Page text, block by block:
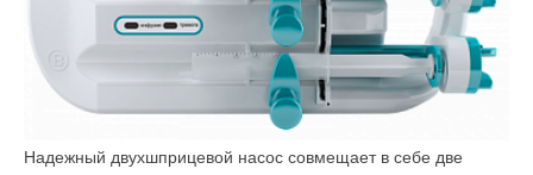
Надежный двухшприцевой насос совмещает в себе две